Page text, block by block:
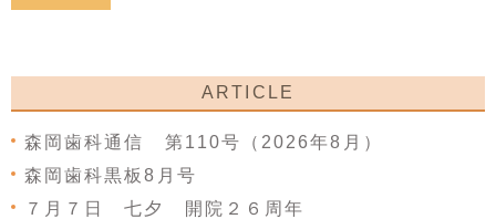
ARTICLE
森岡歯科通信 第110号（2026年8月）
森岡歯科黒板8月号
７月７日 七夕 開院２６周年